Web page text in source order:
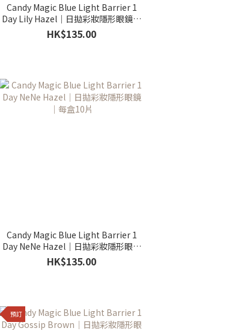
Candy Magic Blue Light Barrier 1
Day Lily Hazel｜日拋彩妝隱形眼鏡｜
每盒10片
HK$135.00
Candy Magic Blue Light Barrier 1
Day NeNe Hazel｜日拋彩妝隱形眼鏡
｜每盒10片
HK$135.00
預訂